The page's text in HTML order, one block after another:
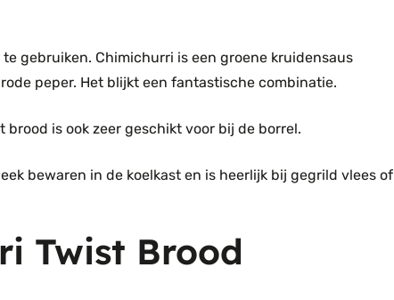
gebruiken. Chimichurri is een groene kruidensaus
peper. Het blijkt een fantastische combinatie.
is ook zeer geschikt voor bij de borrel.
bewaren in de koelkast en is heerlijk bij gegrild vlees of
Twist Brood